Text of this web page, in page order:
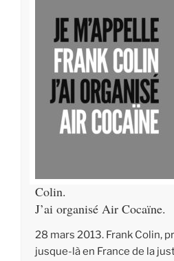
Colin.
J’ai organisé Air Cocaïne.
28 mars 2013. Frank Colin,
jusque-là en France de la